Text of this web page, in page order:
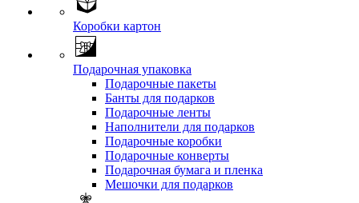
Коробки картон
Подарочная упаковка
Подарочные пакеты
Банты для подарков
Подарочные ленты
Наполнители для подарков
Подарочные коробки
Подарочные конверты
Подарочная бумага и пленка
Мешочки для подарков